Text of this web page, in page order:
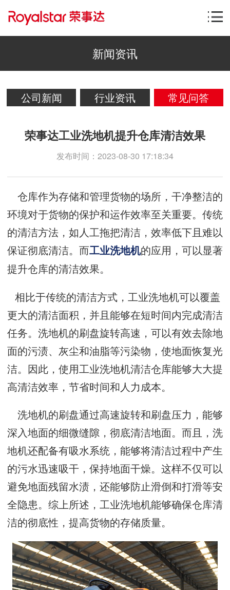
新闻资讯
公司新闻 行业资讯 常见问答
荣事达工业洗地机提升仓库清洁效果
发布时间：2023-08-30 17:18:34
仓库作为存储和管理货物的场所，干净整洁的
环境对于货物的保护和运作效率至关重要。传统
的清洁方法，如人工拖把清洁，效率低下且难以
保证彻底清洁。而工业洗地机的应用，可以显著
提升仓库的清洁效果。
相比于传统的清洁方式，工业洗地机可以覆盖
更大的清洁面积，并且能够在短时间内完成清洁
任务。洗地机的刷盘旋转高速，可以有效去除地
面的污渍、灰尘和油脂等污染物，使地面恢复光
洁。因此，使用工业洗地机清洁仓库能够大大提
高清洁效率，节省时间和人力成本。
洗地机的刷盘通过高速旋转和刷盘压力，能够
深入地面的细微缝隙，彻底清洁地面。而且，洗
地机还配备有吸水系统，能够将清洁过程中产生
的污水迅速吸干，保持地面干燥。这样不仅可以
避免地面残留水渍，还能够防止滑倒和打滑等安
全隐患。综上所述，工业洗地机能够确保仓库清
洁的彻底性，提高货物的存储质量。